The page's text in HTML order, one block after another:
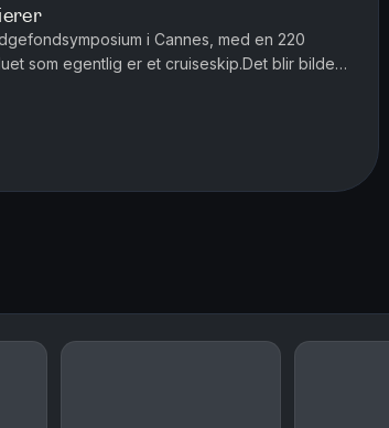
i Cannes, med en 220
som egentlig er et cruiseskip.Det blir bildet
500 ganger omsetningen...